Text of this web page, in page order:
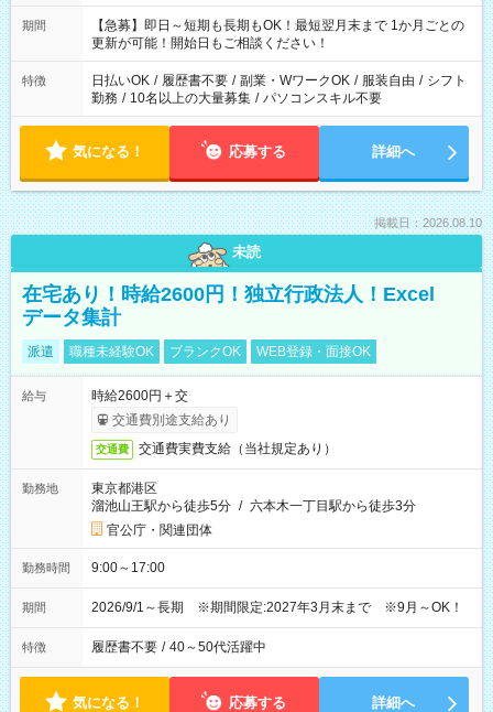
期間
【急募】即日～短期も長期もOK！最短翌月末まで 1か月ごとの
更新が可能！開始日もご相談ください！
特徴 日払いOK / 履歴書不要 / 副業・WワークOK / 服装自由 / シフト
勤務 / 10名以上の大量募集 / パソコンスキル不要
気になる！ 応募する 詳細へ
掲載日：2026.08.10
未読
在宅あり！時給2600円！独立行政法人！Excel
データ集計
派遣 職種未経験OK ブランクOK WEB登録・面接OK
給与
時給2600円＋交
交通費別途支給あり
交通費 交通費実費支給（当社規定あり）
勤務地
東京都港区
溜池山王駅から徒歩5分 / 六本木一丁目駅から徒歩3分
官公庁・関連団体
勤務時間 9:00～17:00
期間 2026/9/1～長期 ※期間限定:2027年3月末まで ※9月～OK！
特徴 履歴書不要 / 40～50代活躍中
気になる！ 応募する 詳細へ